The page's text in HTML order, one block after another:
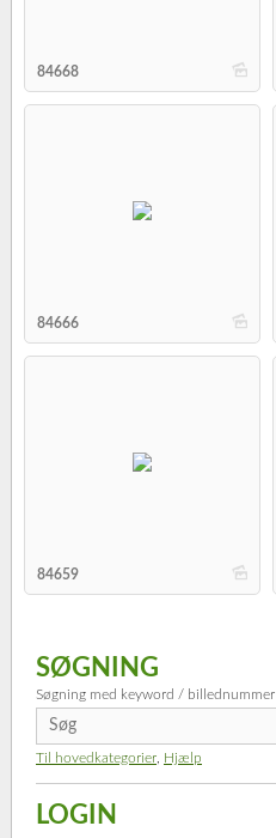
b
84668
b
84666
b
84659
SØGNING
Søgning med keyword / billednummer
Til hovedkategorier Hjælp
LOGIN